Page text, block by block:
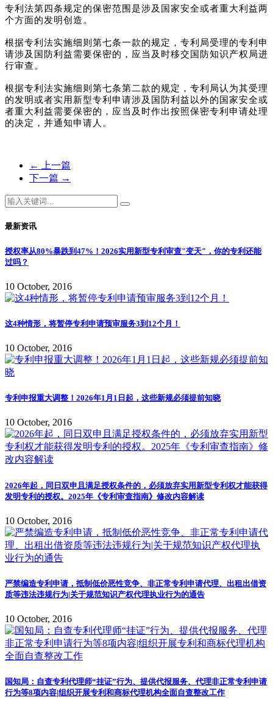
专利法第四条规定的保密范围是涉及国家安全或者重大利益两
个方面的发明创造。
根据专利法实施细则第七条一款的规定，专利局受理的专利申
请涉及国防利益需要保密的，应当及时移交国防知识产权局进
行审查。
根据专利法实施细则第七条第二款的规定，专利局认为其受理
的发明或者实用新型专利申请涉及国防利益以外的国家安全或
者重大利益需要保密的，应当及时作出按照保密专利申请处理
的决定，并通知申请人。
←
上一篇
下一篇 →
最新资讯
授权率从80%暴跌到47%！2026实用新型专利审查"变天"，你的专利还能
过吗？
10 October, 2016
这4种情形，将暂停专利申请预审服务3到12个月！
10 October, 2016
专利申报重大调整！2026年1月1日起，这些新规必须提前知晓
10 October, 2016
2026年起，同日双申且满足授权条件的，必须放弃实用新型专利权才能获得
发明专利的授权。2025年《专利审查指南》修改内容解读
10 October, 2016
严禁编造专利申请，抵制低价恶性竞争、非正常专利申请代理、出租出借资
质等违法违规行为|关于规范知识产权代理执业行为的通告
10 October, 2016
国知局：自查专利代理师“挂证”行为、提供代报服务、代理非正常专利申请
行为等8项内容|组织开展专利和商标代理机构全面自查整改工作